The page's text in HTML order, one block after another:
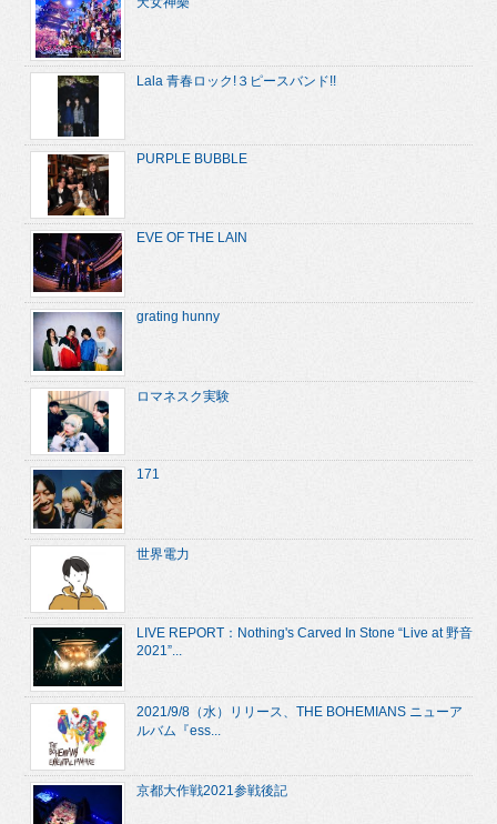
Lala 青春ロック!３ピースバンド!!
PURPLE BUBBLE
EVE OF THE LAIN
grating hunny
ロマネスク実験
171
世界電力
LIVE REPORT：Nothing's Carved In Stone “Live at 野音
2021”...
2021/9/8（水）リリース、THE BOHEMIANS ニューア
ルバム『ess...
京都大作戦2021参戦後記